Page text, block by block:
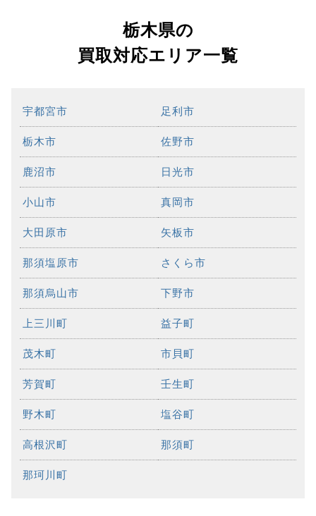
栃木県の
買取対応エリア一覧
宇都宮市 足利市
栃木市 佐野市
鹿沼市 日光市
小山市 真岡市
大田原市 矢板市
那須塩原市 さくら市
那須烏山市 下野市
上三川町 益子町
茂木町 市貝町
芳賀町 壬生町
野木町 塩谷町
高根沢町 那須町
那珂川町